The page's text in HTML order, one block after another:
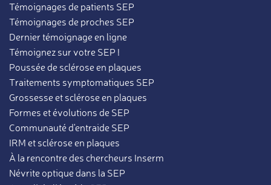
Témoignages de patients SEP
Témoignages de proches SEP
Dernier témoignage en ligne
Témoignez sur votre SEP !
Poussée de sclérose en plaques
Traitements symptomatiques SEP
Grossesse et sclérose en plaques
Formes et évolutions de SEP
Communauté d'entraide SEP
IRM et sclérose en plaques
À la rencontre des chercheurs Inserm
Névrite optique dans la SEP